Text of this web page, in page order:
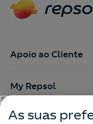
Apoio ao Cliente
My Repsol
Outras Energias
As suas